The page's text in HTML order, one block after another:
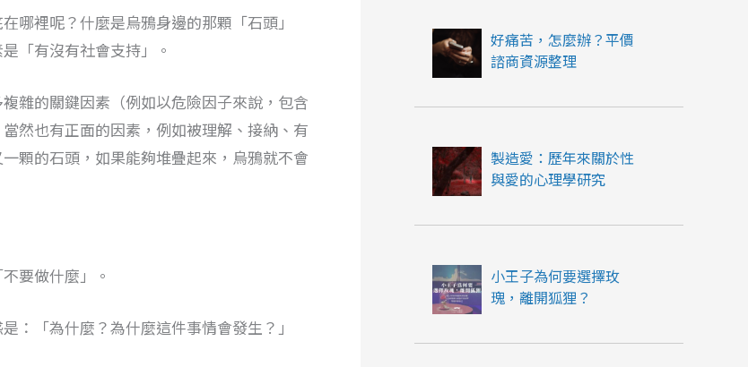
哪裡呢？什麼是烏鴉身邊的那顆「石頭」
「有沒有社會支持」。
雜的關鍵因素（例如以危險因子來說，包含
然也有正面的因素，例如被理解、接納、有
顆的石頭，如果能夠堆疊起來，烏鴉就不會
要做什麼」。
：「為什麼？為什麼這件事情會發生？」
好痛苦，怎麼辦？平價
諮商資源整理
製造愛：歷年來關於性
與愛的心理學研究
小王子為何要選擇玫
瑰，離開狐狸？